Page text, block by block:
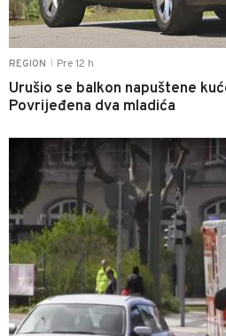
REGION Pre 12 h
Urušio se balkon napuštene
Povrijeđena dva mladića